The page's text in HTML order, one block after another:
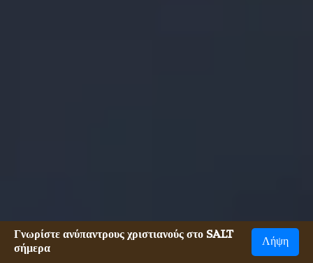
Γνωρίστε ανύπαντρους χριστιανούς στο SALT
σήμερα
Λήψη